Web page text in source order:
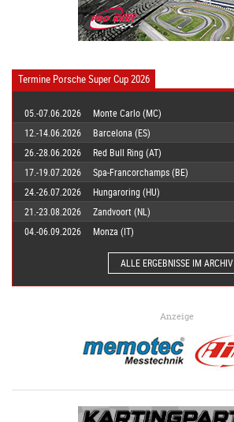
Termine Porsche Super Cup 2026
05.-07.06.2026
Monte Carlo (MC)
12.-14.06.2026
Barcelona (ES)
26.-28.06.2026
Red Bull Ring (AT)
17.-19.07.2026
Spa-Francorchamps (BE)
24.-26.07.2026
Hungaroring (HU)
21.-23.08.2026
Zandvoort (NL)
04.-06.09.2026
Monza (IT)
ALLE ERGEBNISSE IM ARCHIV
Anzeige